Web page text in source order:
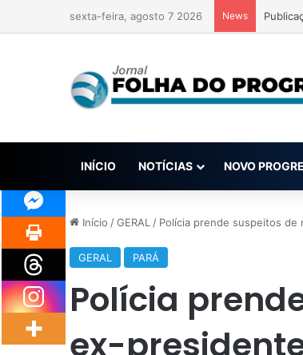
sexta-feira, agosto 7 2026 News
INÍCIO NOTÍCIAS NOVO
Início /GERAL / Polícia prende suspeitos de
GERAL PARÁ
Polícia
ex-